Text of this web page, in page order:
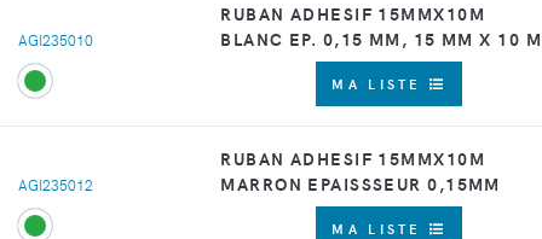
AGI235010
RUBAN ADHESIF 15MMX10M
BLANC EP. 0,15 MM, 15 MM X 10 M
MA LISTE
AGI235012
RUBAN ADHESIF 15MMX10M
MARRON EPAISSSEUR 0,15MM
MA LISTE